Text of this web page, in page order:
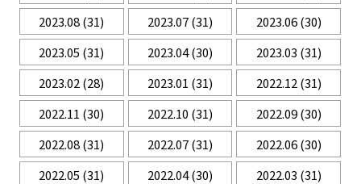
2023.08(31) 2023.07(31) 2023.06(30)
2023.05 (31) 2023.04(30) 2023.03 (31)
2023.02(28) 2023.01 (31) 2022.12(31)
2022.11 (30) 2022.10 (31) 2022.09(30)
2022.08(31) 2022.07(31) 2022.06(30)
2022.05 (31) 2022.04(30) 2022.03 (31)